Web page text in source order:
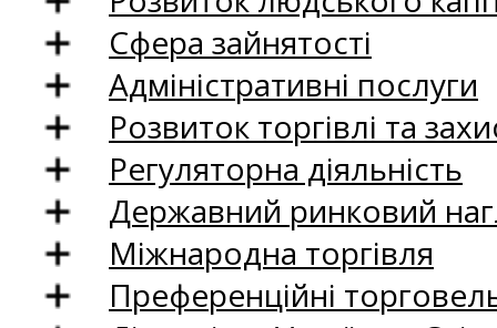
Сфера зайнятості
Адміністративні послуги
Розвиток торгівлі та
Регуляторна діяльність
Державний ринковий
Міжнародна торгівля
Преференційні